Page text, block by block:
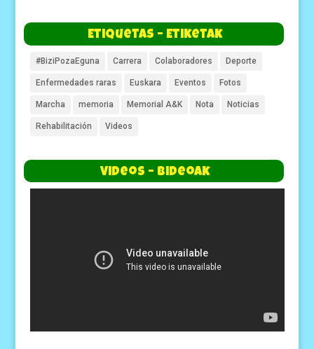
Etiquetas – Etiketak
#BiziPozaEguna Carrera Colaboradores Deporte
Enfermedades raras Euskara Eventos Fotos
Marcha memoria Memorial A&K Nota Noticias
Rehabilitación Videos
Videos – Bideoak